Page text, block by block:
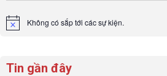
Notice Không có sắp tới các sự kiện.
Tin gần đây